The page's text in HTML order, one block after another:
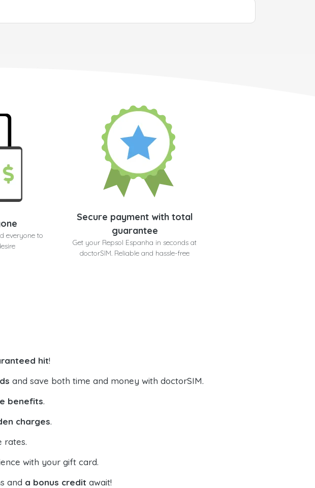
everyone to
Secure payment with total
guarantee
Get your Repsol Espanha in seconds at
doctorSIM. Reliable and hassle-free
hit!
and save both time and money with doctorSIM.
benefits.
charges.
rates.
with your gift card.
and a bonus credit await!